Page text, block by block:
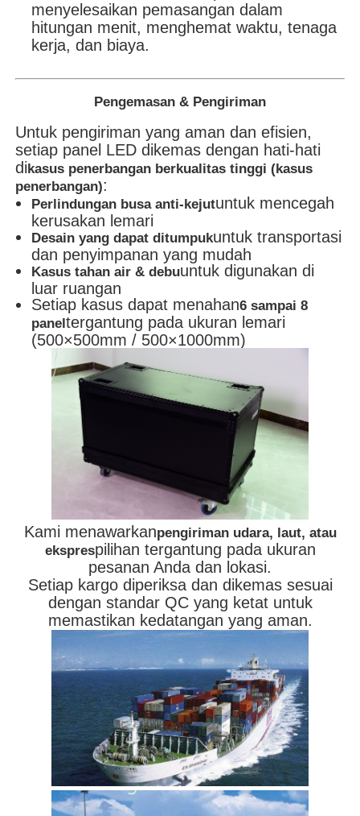
menyelesaikan pemasangan dalam
hitungan menit, menghemat waktu, tenaga
kerja, dan biaya.
Pengemasan & Pengiriman
Untuk pengiriman yang aman dan efisien,
setiap panel LED dikemas dengan hati-hati
dikasus penerbangan berkualitas tinggi (kasus
penerbangan):
Perlindungan busa anti-kejutuntuk mencegah
kerusakan lemari
Desain yang dapat ditumpukuntuk transportasi
dan penyimpanan yang mudah
Kasus tahan air & debuuntuk digunakan di
luar ruangan
Setiap kasus dapat menahan6 sampai 8
paneltergantung pada ukuran lemari
(500×500mm / 500×1000mm)
Kami menawarkanpengiriman udara, laut, atau
eksprespilihan tergantung pada ukuran
pesanan Anda dan lokasi.
Setiap kargo diperiksa dan dikemas sesuai
dengan standar QC yang ketat untuk
memastikan kedatangan yang aman.